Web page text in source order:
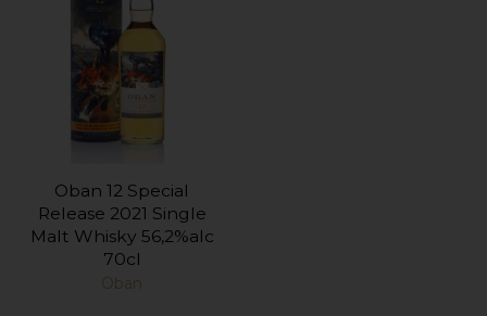
Oban 12 Special
Release 2021 Single
Malt Whisky 56,2%alc
70cl
Oban